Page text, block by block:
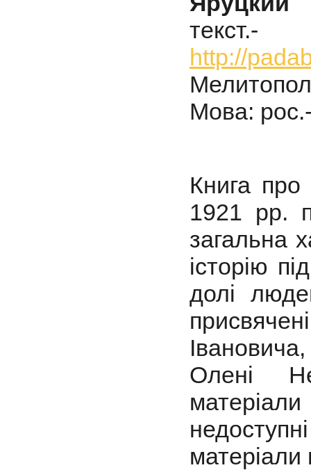
http://
Мова:
Книга про
1921 рр.
загальна
історію
долі
Олені
матеріали